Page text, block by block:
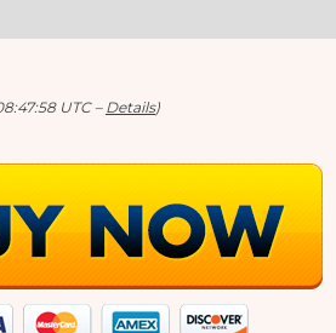
UTC – Details)